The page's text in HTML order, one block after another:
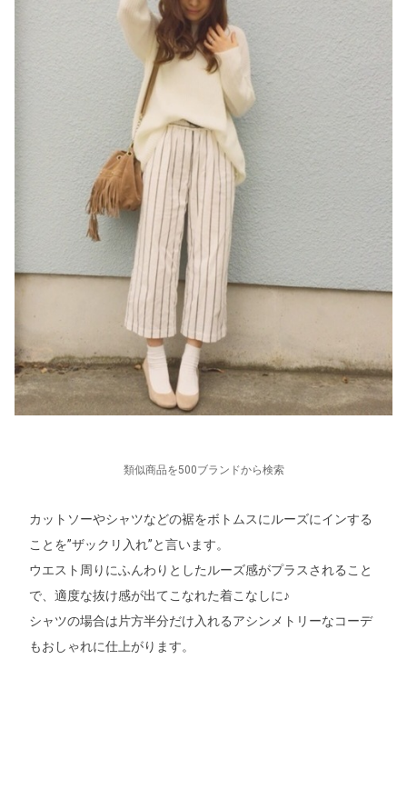
類似商品を500ブランドから検索
カットソーやシャツなどの裾をボトムスにルーズにインする
ことを”ザックリ入れ”と言います。
ウエスト周りにふんわりとしたルーズ感がプラスされること
で、適度な抜け感が出てこなれた着こなしに♪
シャツの場合は片方半分だけ入れるアシンメトリーなコーデ
もおしゃれに仕上がります。